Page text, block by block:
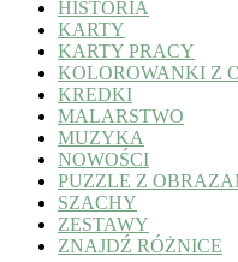
HISTORIA
KARTY
KARTY PRACY
KOLOROWANKI Z
KREDKI
MALARSTWO
MUZYKA
NOWOŚCI
PUZZLE Z
SZACHY
ZESTAWY
ZNAJDŹ RÓŻNICE